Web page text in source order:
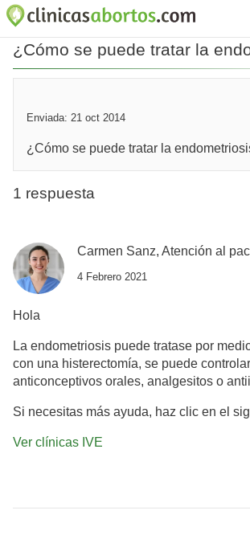
¿Cómo se puede tratar la
Enviada: 21 oct 2014
¿Cómo se puede tratar la
1 respuesta
Carmen Sanz, Atención al
4 Febrero 2021
Hola
La endometriosis puede tratase por
con una histerectomía, se puede
anticonceptivos orales, analgesitos o
Si necesitas más ayuda, haz clic en el
Ver clínicas IVE